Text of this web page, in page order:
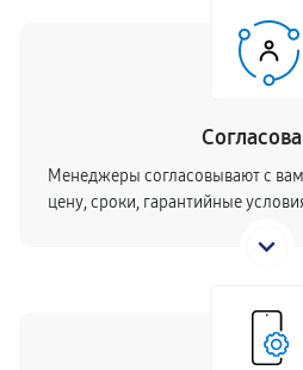
Менеджеры согласовывают с
цену, сроки, гарантийные